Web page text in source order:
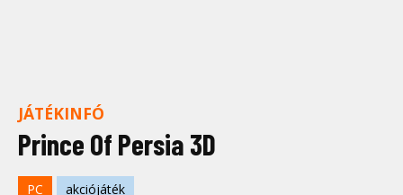
JÁTÉKINFÓ
Prince Of Persia 3D
PC akciójáték